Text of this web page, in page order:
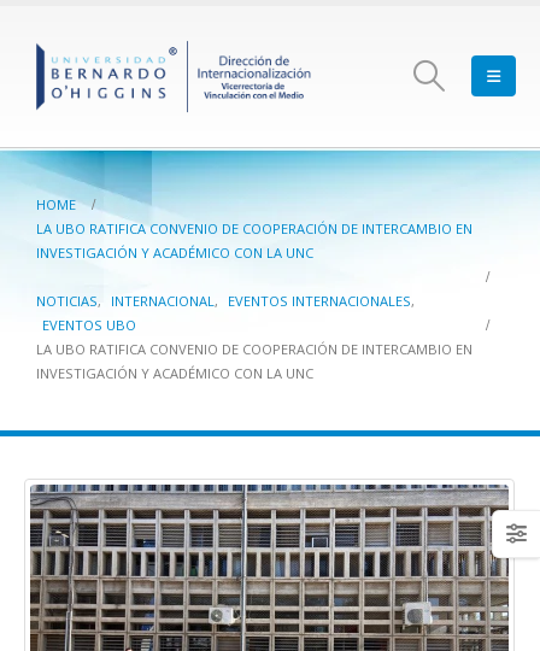
HOME
LA UBO RATIFICA CONVENIO DE COOPERACIÓN DE INTERCAMBIO EN
INVESTIGACIÓN Y ACADÉMICO CON LA UNC
NOTICIAS, INTERNACIONAL, EVENTOS INTERNACIONALES,
EVENTOS UBO
LA UBO RATIFICA CONVENIO DE COOPERACIÓN DE INTERCAMBIO EN
INVESTIGACIÓN Y ACADÉMICO CON LA UNC